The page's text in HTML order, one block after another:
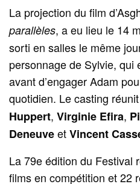
La projection du film
parallèles, a eu lieu le 14
sorti en salles le même
personnage de Sylvie, qui
avant d’engager Adam
quotidien. Le casting
Huppert,Virginie Efira,
DeneuveetVincent
La 79e édition du Festival
films en compétition et 22